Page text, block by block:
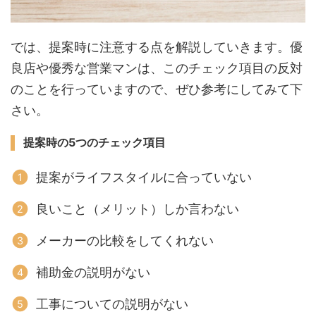
では、提案時に注意する点を解説していきます。優
良店や優秀な営業マンは、このチェック項目の反対
のことを行っていますので、ぜひ参考にしてみて下
さい。
提案時の5つのチェック項目
提案がライフスタイルに合っていない
良いこと（メリット）しか言わない
メーカーの比較をしてくれない
補助金の説明がない
工事についての説明がない